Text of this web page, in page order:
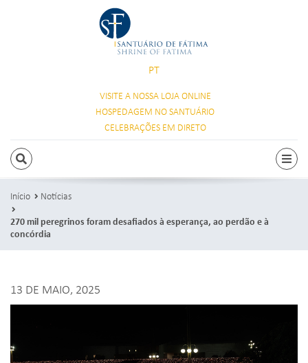
PT
VISITE A NOSSA LOJA ONLINE
HOSPEDAGEM NO SANTUÁRIO
CELEBRAÇÕES EM DIRETO
PESQUISAR
Início
Notícias
270 mil peregrinos foram desafiados à esperança, ao perdão e à
concórdia
13 DE MAIO, 2025